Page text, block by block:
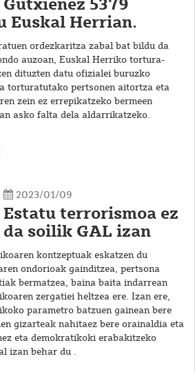
Gutxienez 5379
Euskal Herrian.
ordezkaritza zabal bat bildu da
auzoan, Euskal Herriko tortura-
dituzten datu ofizialei buruzko
torturatutako pertsonen aitortza eta
zein ez errepikatzeko bermeen
asko falta dela aldarrikatzeko.
2023/01/09
Estatu terrorismoa ez
da soilik GAL izan
kontzeptuak eskatzen du
ondorioak gainditzea, pertsona
bermatzea, baina baita indarrean
zergatiei heltzea ere. Izan ere,
parametro batzuen gainean bere
gizarteak nahitaez bere orainaldia eta
eta demokratikoki erabakitzeko
izan behar du .